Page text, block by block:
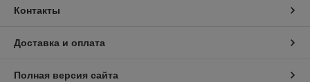
Контакты
Доставка и оплата
Полная версия сайта